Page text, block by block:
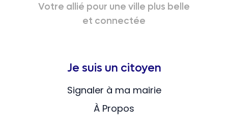
Votre allié pour une ville plus belle
et connectée
Je suis un citoyen
Signaler à ma mairie
À Propos